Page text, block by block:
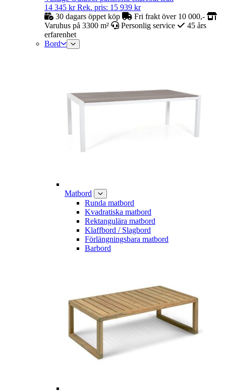
14 345 kr Rek. pris: 15 939 kr
30 dagars öppet köp
Fri frakt över 10 000,-
Varuhus på 3300 m²
Personlig service
45 års
erfarenhet
Bord
Matbord
Runda matbord
Kvadratiska matbord
Rektangulära matbord
Klaffbord / Slagbord
Förlängningsbara matbord
Barbord